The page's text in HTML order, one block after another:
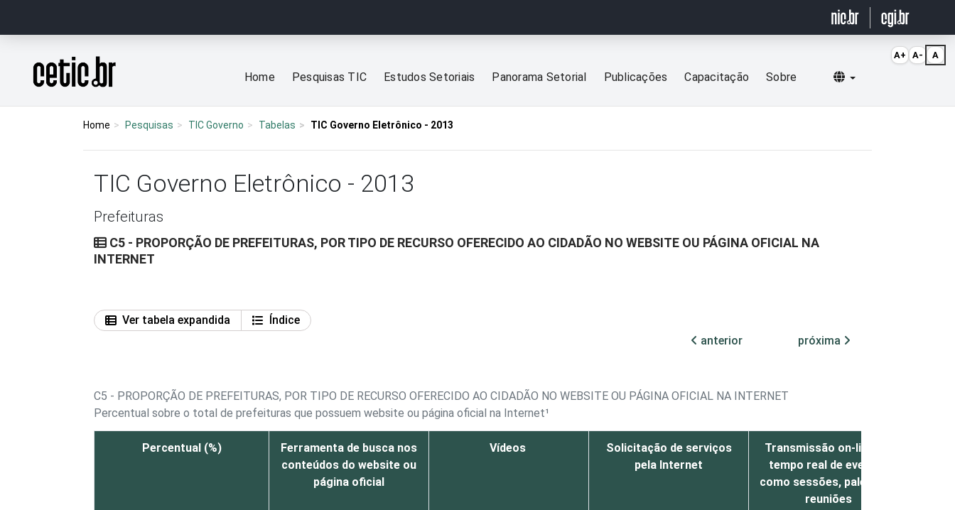
Página inicial
Home Pesquisas TIC Estudos Setoriais Panorama Setorial Publicações Capacitação Sobre Selecionar idioma
Home Pesquisas TIC Governo Tabelas TIC Governo Eletrônico - 2013
TIC Governo Eletrônico - 2013
Prefeituras
C5 - PROPORÇÃO DE PREFEITURAS, POR TIPO DE RECURSO OFERECIDO AO CIDADÃO NO WEBSITE OU PÁGINA OFICIAL NA
INTERNET
Ver tabela expandida
Índice
anterior
próxima
C5 - PROPORÇÃO DE PREFEITURAS, POR TIPO DE RECURSO OFERECIDO AO CIDADÃO NO WEBSITE OU PÁGINA OFICIAL NA INTERNET
Percentual sobre o total de prefeituras que possuem website ou página oficial na Internet¹
Percentual (%)
Ferramenta de busca nos
conteúdos do website ou
página oficial
Vídeos
Solicitação de serviços
pela Internet
Transmissão on-line em
tempo real de eventos
como sessões, palestras,
reuniões
A+ A- A